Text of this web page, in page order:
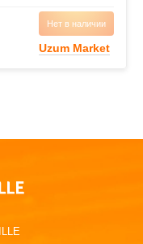
Нет в наличии
Uzum Market